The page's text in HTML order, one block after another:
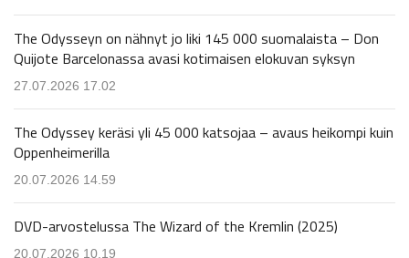
The Odysseyn on nähnyt jo liki 145 000 suomalaista – Don
Quijote Barcelonassa avasi kotimaisen elokuvan syksyn
27.07.2026 17.02
The Odyssey keräsi yli 45 000 katsojaa – avaus heikompi kuin
Oppenheimerilla
20.07.2026 14.59
DVD-arvostelussa The Wizard of the Kremlin (2025)
20.07.2026 10.19